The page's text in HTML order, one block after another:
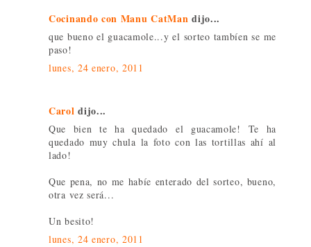
Cocinando con Manu CatMan dijo...
que bueno el guacamole...y el sorteo tambíen se me
paso!
lunes, 24 enero, 2011
Carol dijo...
Que bien te ha quedado el guacamole! Te ha
quedado muy chula la foto con las tortillas ahí al
lado!
Que pena, no me habíe enterado del sorteo, bueno,
otra vez será...
Un besito!
lunes, 24 enero, 2011